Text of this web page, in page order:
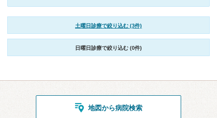
土曜日診療で絞り込む (3件)
日曜日診療で絞り込む (0件)
地図から病院検索